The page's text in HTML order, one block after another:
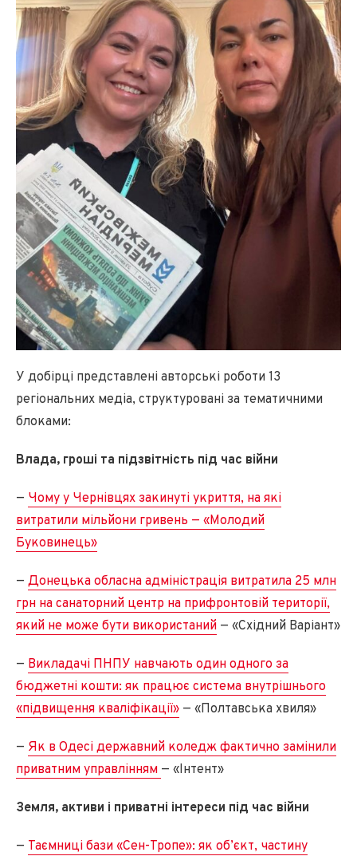
У добірці представлені авторські роботи 13
регіональних медіа, структуровані за тематичними
блоками:
Влада, гроші та підзвітність під час війни
— Чому у Чернівцях закинуті укриття, на які
витратили мільйони гривень — «Молодий
Буковинець»
— Донецька обласна адміністрація витратила 25 млн
грн на санаторний центр на прифронтовій території,
який не може бути використаний — «Східний Варіант»
— Викладачі ПНПУ навчають один одного за
бюджетні кошти: як працює система внутрішнього
«підвищення кваліфікації» — «Полтавська хвиля»
— Як в Одесі державний коледж фактично замінили
приватним управлінням — «Інтент»
Земля, активи і приватні інтереси під час війни
— Таємниці бази «Сен-Тропе»: як об’єкт, частину